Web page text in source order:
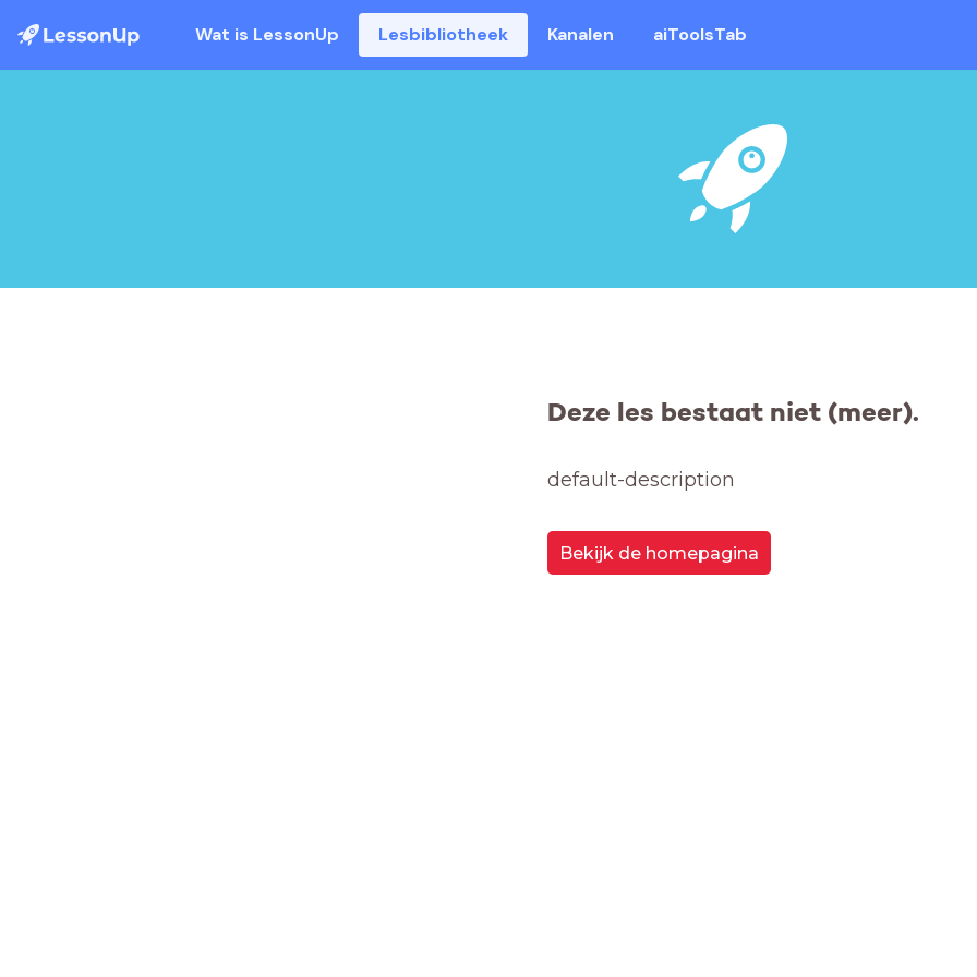
Wat is LessonUp Lesbibliotheek Kanalen aiToolsTab
Deze les bestaat niet (meer).
default-description
Bekijk de homepagina